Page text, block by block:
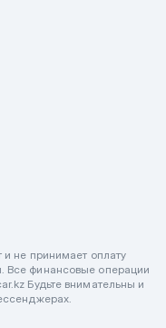
и не принимает оплату
Все финансовые операции
Будьте внимательны и